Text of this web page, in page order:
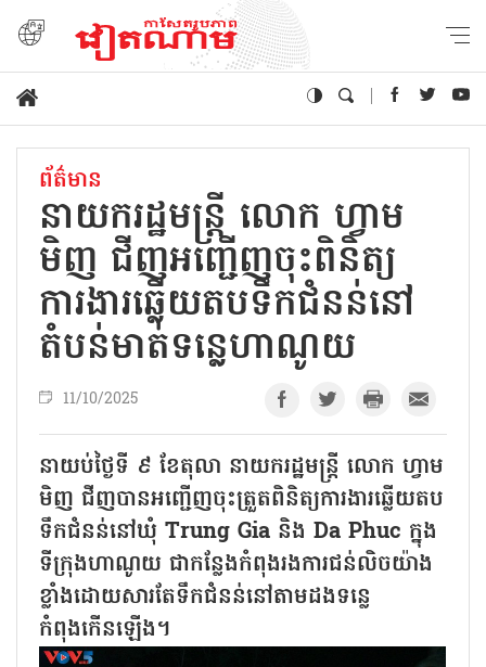
ព័ត៌មាន
នាយករដ្ឋមន្ត្រី លោក ហ្វាម
មិញ ជីញអញ្ជើញចុះពិនិត្យ
ការងារឆ្លើយតបទឹកជំនន់នៅ
តំបន់មាត់ទន្លេហាណូយ
11/10/2025
នាយប់ថ្ងៃទី ៩ ខែតុលា នាយករដ្ឋមន្ត្រី លោក ហ្វាម
មិញ ជីញបានអញ្ជើញចុះត្រួតពិនិត្យការងារឆ្លើយតប
ទឹកជំនន់នៅឃុំ Trung Gia និង Da Phuc ក្នុង
ទីក្រុងហាណូយ ជាកន្លែងកំពុងរងការជន់លិចយ៉ាង
ខ្លាំងដោយសារតែទឹកជំនន់នៅតាមដងទន្លេ
កំពុងកើនឡើង។